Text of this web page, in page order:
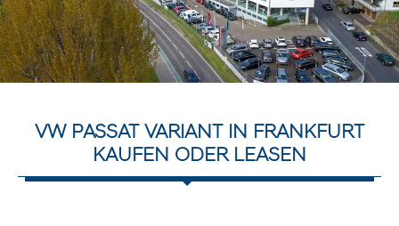
VW PASSAT VARIANT IN FRANKFURT
KAUFEN ODER LEASEN